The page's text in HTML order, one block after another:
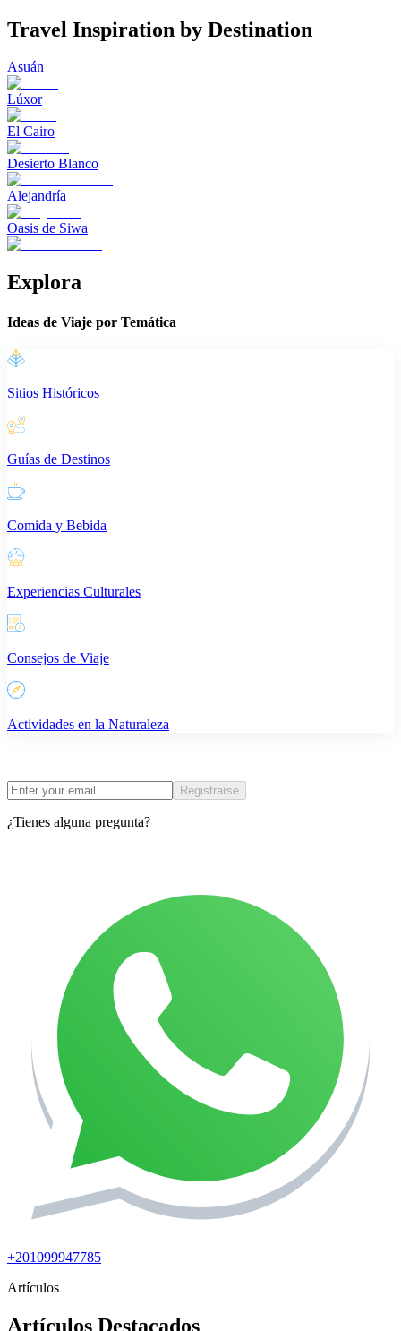
Travel Inspiration by Destination
Asuán
Lúxor
El Cairo
Desierto Blanco
Alejandría
Oasis de Siwa
Explora
Ideas de Viaje por Temática
Sitios Históricos
Guías de Destinos
Comida y Bebida
Experiencias Culturales
Consejos de Viaje
Actividades en la Naturaleza
Registrarse
¿Tienes alguna pregunta?
+201099947785
Artículos
Artículos Destacados